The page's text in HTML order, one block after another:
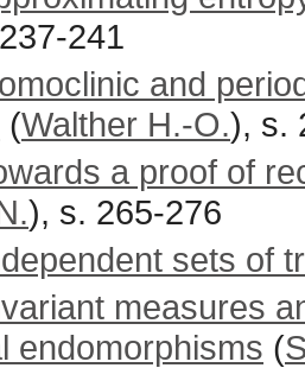
241
and
(Walther H.-O.), s.
a proof of
), s. 265-276
sets of
measures
endomorphisms (